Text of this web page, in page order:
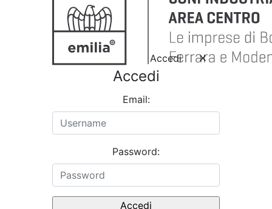
Accedi
Accedi
Email:
Password: